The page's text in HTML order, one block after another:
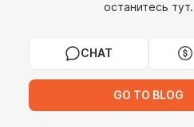
останитесь тут.
CHAT
GO TO BLOG